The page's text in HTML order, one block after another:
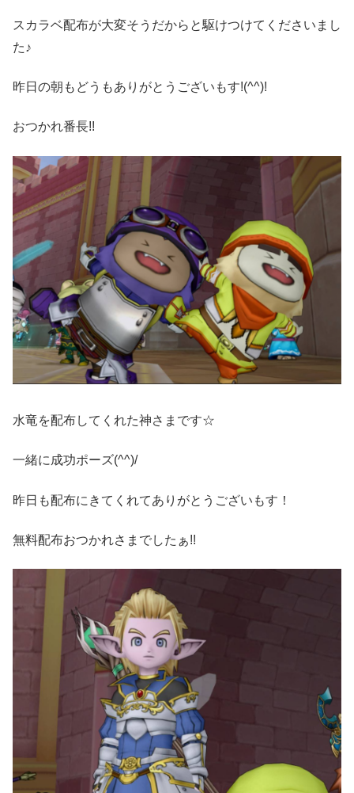
スカラベ配布が大変そうだからと駆けつけてくださいまし
た♪
昨日の朝もどうもありがとうございもす!(^^)!
おつかれ番長!!
水竜を配布してくれた神さまです☆
一緒に成功ポーズ(^^)/
昨日も配布にきてくれてありがとうございもす！
無料配布おつかれさまでしたぁ!!